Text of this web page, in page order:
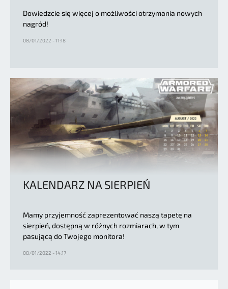
Dowiedzcie się więcej o możliwości otrzymania nowych
nagród!
08/01/2022 - 11:18
KALENDARZ NA SIERPIEŃ
Mamy przyjemność zaprezentować naszą tapetę na
sierpień, dostępną w różnych rozmiarach, w tym
pasującą do Twojego monitora!
08/01/2022 - 14:17